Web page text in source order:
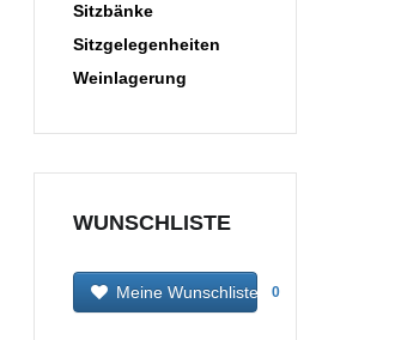
Sitzbänke
Sitzgelegenheiten
Weinlagerung
WUNSCHLISTE
Meine Wunschliste 0